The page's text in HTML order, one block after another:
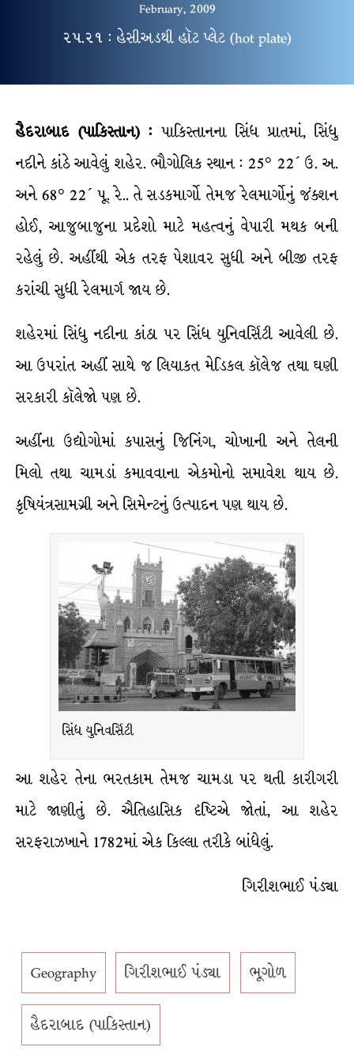
February, 2009
૨૫.૨૧ : હેસીઅડથી હૉટ પ્લેટ (hot plate)
હૈદરાબાદ (પાકિસ્તાન) : પાકિસ્તાનના સિંધ પ્રાતમાં, સિંધુ
નદીને કાંઠે આવેલું શહેર. ભૌગોલિક સ્થાન : 25° 22´ ઉ. અ.
અને 68° 22´ પૂ. રે.. તે સડકમાર્ગો તેમજ રેલમાર્ગોનું જંક્શન
હોઈ, આજુબાજુના પ્રદેશો માટે મહત્વનું વેપારી મથક બની
રહેલું છે. અહીંથી એક તરફ પેશાવર સુધી અને બીજી તરફ
કરાંચી સુધી રેલમાર્ગ જાય છે.
શહેરમાં સિંધુ નદીના કાંઠા પર સિંધ યુનિવર્સિટી આવેલી છે.
આ ઉપરાંત અહીં સાથે જ લિયાકત મેડિકલ કૉલેજ તથા ઘણી
સરકારી કૉલેજો પણ છે.
અહીંના ઉદ્યોગોમાં કપાસનું જિનિંગ, ચોખાની અને તેલની
મિલો તથા ચામડાં કમાવવાના એકમોનો સમાવેશ થાય છે.
કૃષિયંત્રસામગ્રી અને સિમેન્ટનું ઉત્પાદન પણ થાય છે.
સિંધ યુનિવર્સિટી
આ શહેર તેના ભરતકામ તેમજ ચામડા પર થતી કારીગરી
માટે જાણીતું છે. ઐતિહાસિક દૃષ્ટિએ જોતાં, આ શહેર
સરફરાઝખાને 1782માં એક કિલ્લા તરીકે બાંધેલું.
ગિરીશભાઈ પંડ્યા
Geography ગિરીશભાઈ પંડ્યા ભૂગોળ
હૈદરાબાદ (પાકિસ્તાન)